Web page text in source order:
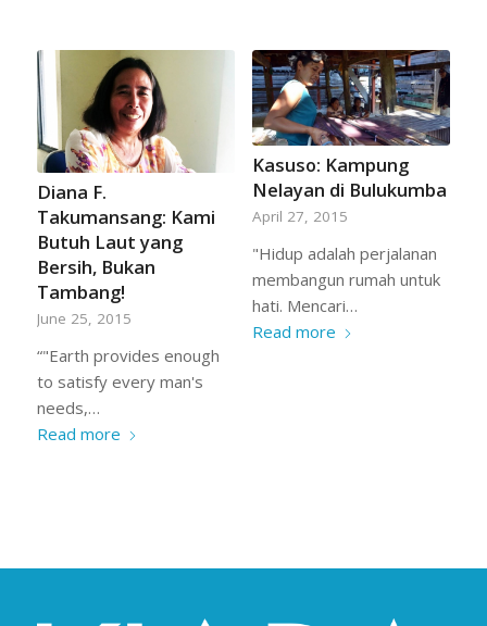
Diana F.
Takumansang: Kami
Butuh Laut yang
Bersih, Bukan
Tambang!
June 25, 2015
“"Earth provides enough
to satisfy every man's
needs,…
Read more
Kasuso: Kampung
Nelayan di Bulukumba
April 27, 2015
"Hidup adalah perjalanan
membangun rumah untuk
hati. Mencari…
Read more